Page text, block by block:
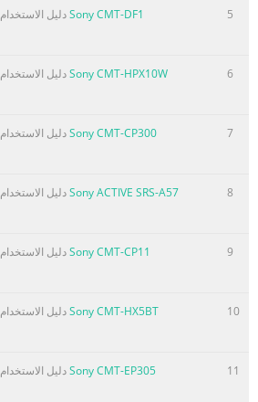
5
Sony CMT-DF1دليل الاستخدام
6
Sony CMT-HPX10Wدليل الاستخدام
7
Sony CMT-CP300دليل الاستخدام
8
Sony ACTIVE SRS-A57دليل الاستخدام
9
Sony CMT-CP11دليل الاستخدام
10
Sony CMT-HX5BTدليل الاستخدام
11
Sony CMT-EP305دليل الاستخدام